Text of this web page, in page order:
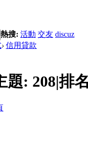
熱搜: 活動 交友 discuz
› 信用貸款
題: 208|排